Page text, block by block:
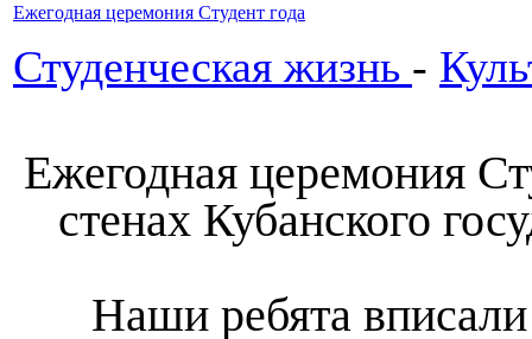
Ежегодная церемония Студент года
Студенческая жизнь -
Ежегодная церемония
стенах Кубанского
Наши ребята